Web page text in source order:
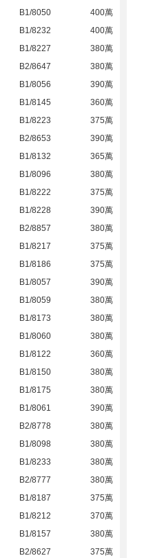
B1/8050
400萬
B1/8232
400萬
B1/8227
380萬
B2/8647
380萬
B1/8056
390萬
B1/8145
360萬
B1/8223
375萬
B2/8653
390萬
B1/8132
365萬
B1/8096
380萬
B1/8222
375萬
B1/8228
390萬
B2/8857
380萬
B1/8217
375萬
B1/8186
375萬
B1/8057
390萬
B1/8059
380萬
B1/8173
380萬
B1/8060
380萬
B1/8122
360萬
B1/8150
380萬
B1/8175
380萬
B1/8061
390萬
B2/8778
380萬
B1/8098
380萬
B1/8233
380萬
B2/8777
380萬
B1/8187
375萬
B1/8212
370萬
B1/8157
380萬
B2/8627
375萬